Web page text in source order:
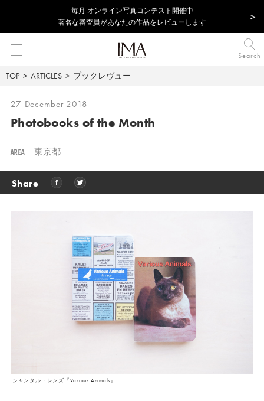
毎⽉ オンライン写真コンテスト開催中
著名な審査員があなたの作品をレビューします
Search
TOP ARTICLES ブックレヴュー
27 December 2018
Photobooks of the Month
AREA 東京都
Share
シャンタル・レンズ『Various Animals』